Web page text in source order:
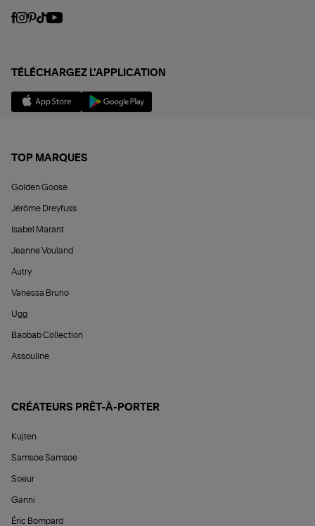
TÉLÉCHARGEZ L'APPLICATION
TOP MARQUES
Golden Goose
Jérôme Dreyfuss
Isabel Marant
Jeanne Vouland
Autry
Vanessa Bruno
Ugg
Baobab Collection
Assouline
CRÉATEURS PRÊT-À-PORTER
Kujten
Samsoe Samsoe
Soeur
Ganni
Éric Bompard